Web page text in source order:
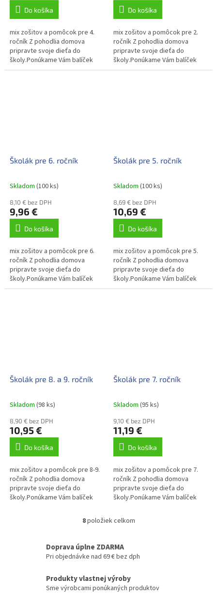
Do košíka
mix zošitov a pomôcok pre 4.
ročník Z pohodlia domova
pripravte svoje dieťa do
školy.Ponúkame Vám balíček
zošitov a pomôcok pre 4 .ročník
Do košíka
mix zošitov a pomôcok pre 2.
ročník Z pohodlia domova
pripravte svoje dieťa do
školy.Ponúkame Vám balíček
zošitov a pomôcok pre 2 .ročník
Školák pre 6. ročník
Skladom (100 ks)
8,10 € bez DPH
9,96 €
Do košíka
mix zošitov a pomôcok pre 6.
ročník Z pohodlia domova
pripravte svoje dieťa do
školy.Ponúkame Vám balíček
zošitov a pomôcok pre 6 .ročník
Školák pre 5. ročník
Skladom (100 ks)
8,69 € bez DPH
10,69 €
Do košíka
mix zošitov a pomôcok pre 5.
ročník Z pohodlia domova
pripravte svoje dieťa do
školy.Ponúkame Vám balíček
zošitov a pomôcok pre 5 .ročník
Školák pre 8. a 9. ročník
Skladom (98 ks)
8,90 € bez DPH
10,95 €
Do košíka
mix zošitov a pomôcok pre 8-9.
ročník Z pohodlia domova
pripravte svoje dieťa do
školy.Ponúkame Vám balíček
Školák pre 7. ročník
Skladom (95 ks)
9,10 € bez DPH
11,19 €
Do košíka
mix zošitov a pomôcok pre 7.
ročník Z pohodlia domova
pripravte svoje dieťa do
školy.Ponúkame Vám balíček
O
l
á
d
c
i
8položiek celkom
Doprava úplne ZDARMA
Pri objednávke nad 69 € bez dph
Produkty vlastnej výroby
Sme výrobcami ponúkaných produktov